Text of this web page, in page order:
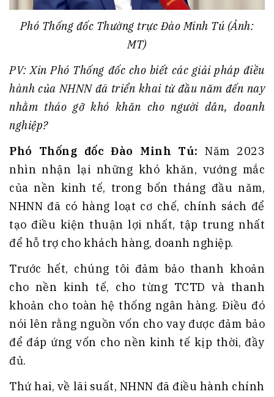
Phó Thống đốc Thường trực Đào Minh Tú (Ảnh:
MT)
PV: Xin Phó Thống đốc cho biết các giải pháp điều
hành của NHNN đã triển khai từ đầu năm đến nay
nhằm tháo gỡ khó khăn cho người dân, doanh
nghiệp?
Phó Thống đốc Đào Minh Tú: Năm 2023
nhìn nhận lại những khó khăn, vướng mắc
của nền kinh tế, trong bốn tháng đầu năm,
NHNN đã có hàng loạt cơ chế, chính sách để
tạo điều kiện thuận lợi nhất, tập trung nhất
để hỗ trợ cho khách hàng, doanh nghiệp.
Trước hết, chúng tôi đảm bảo thanh khoản
cho nền kinh tế, cho từng TCTD và thanh
khoản cho toàn hệ thống ngân hàng. Điều đó
nói lên rằng nguồn vốn cho vay được đảm bảo
để đáp ứng vốn cho nền kinh tế kịp thời, đầy
đủ.
Thứ hai, về lãi suất, NHNN đã điều hành chính